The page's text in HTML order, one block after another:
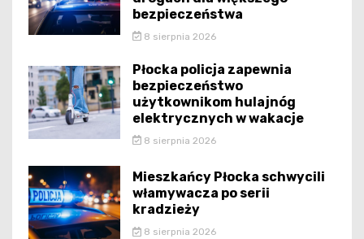
bezpieczeństwa
8 sierpnia 2026
Płocka policja zapewnia
bezpieczeństwo
użytkownikom hulajnóg
elektrycznych w wakacje
8 sierpnia 2026
Mieszkańcy Płocka schwycili
włamywacza po serii
kradzieży
8 sierpnia 2026